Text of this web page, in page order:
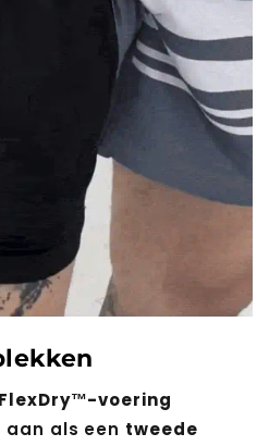
voering
aan als een tweede